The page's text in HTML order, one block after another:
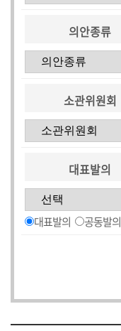
의안종류
소관위원회
대표발의
대표발의 공동발의